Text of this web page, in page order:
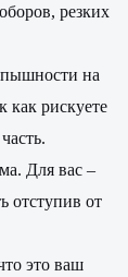
резких
пышности на
как рискуете
Для вас –
отступив от
это ваш